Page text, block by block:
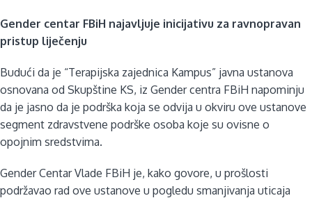
Gender centar FBiH najavljuje inicijativu za ravnopravan
pristup liječenju
Budući da je “Terapijska zajednica Kampus” javna ustanova
osnovana od Skupštine KS, iz Gender centra FBiH napominju
da je jasno da je podrška koja se odvija u okviru ove ustanove
segment zdravstvene podrške osoba koje su ovisne o
opojnim sredstvima.
Gender Centar Vlade FBiH je, kako govore, u prošlosti
podržavao rad ove ustanove u pogledu smanjivanja uticaja